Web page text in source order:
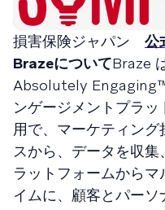
損害保険ジャパン 公
BrazeについてBraze
Absolutely
ンゲージメントプラ
用で、マーケティン
スから、データを収
ラットフォームから
イムに、顧客とパー